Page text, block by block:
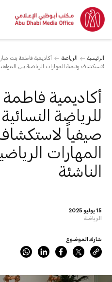
الرئيسية الرياضة
أكاديمية فاطمة بنت
لاستكشاف وتنمية المهارات الرياضية بين المواهب
15 يوليو 2025
الرياضة
أكاديمية
للرياضة
صيفياً
المهارات
الناشئة
شارك الموضوع